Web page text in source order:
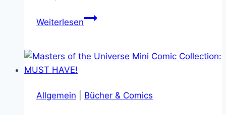
WeiterlesenHuntdown
uns
Hunter
Allgemein Bücher & Comics